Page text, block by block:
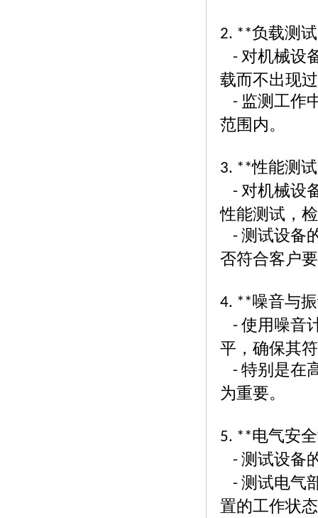
2. **负载测试
- 对机械设
载而不出现
- 监测工作
范围内。
3. **性能测试
- 对机械设
性能测试，
- 测试设备
否符合客户
4. **噪音与
- 使用噪音
平，确保其
- 特别是在
为重要。
5. **电气安
- 测试设备
- 测试电气
置的工作状